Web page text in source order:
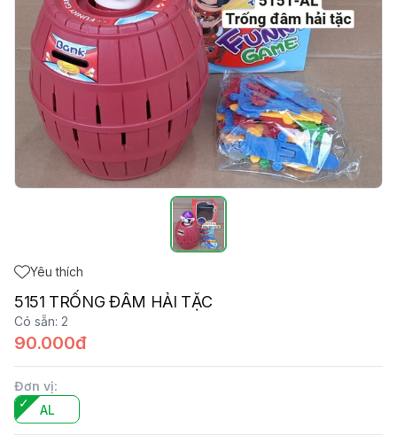
Yêu thích
5151 TRỐNG ĐÂM HẢI TẶC
Có sẵn: 2
90.000đ
Đơn vị:
AL